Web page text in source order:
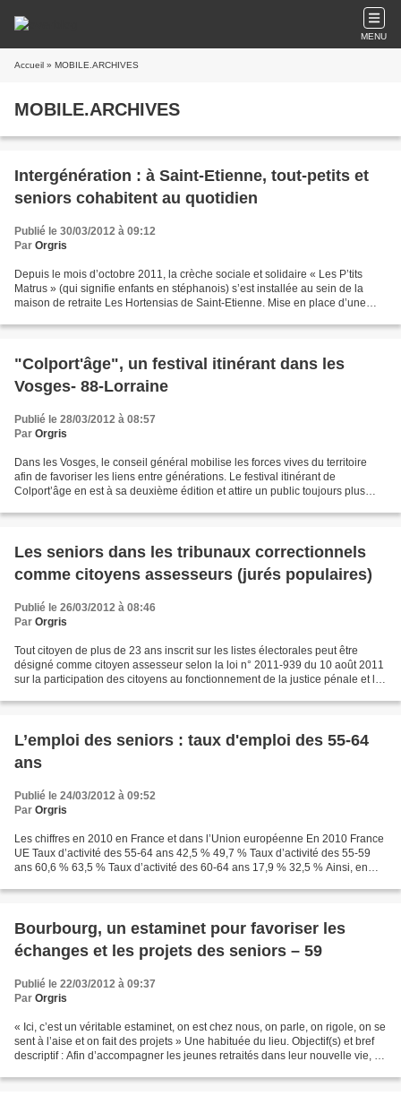
MENU
Accueil » MOBILE.ARCHIVES
MOBILE.ARCHIVES
Intergénération : à Saint-Etienne, tout-petits et
seniors cohabitent au quotidien
Publié le 30/03/2012 à 09:12
Par Orgris
Depuis le mois d’octobre 2011, la crèche sociale et solidaire « Les P’tits
Matrus » (qui signifie enfants en stéphanois) s’est installée au sein de la
maison de retraite Les Hortensias de Saint-Etienne. Mise en place d’une
"Colport'âge", un festival itinérant dans les
Vosges- 88-Lorraine
Publié le 28/03/2012 à 08:57
Par Orgris
Dans les Vosges, le conseil général mobilise les forces vives du territoire
afin de favoriser les liens entre générations. Le festival itinérant de
Colport’âge en est à sa deuxième édition et attire un public toujours plus
Les seniors dans les tribunaux correctionnels
comme citoyens assesseurs (jurés populaires)
Publié le 26/03/2012 à 08:46
Par Orgris
Tout citoyen de plus de 23 ans inscrit sur les listes électorales peut être
désigné comme citoyen assesseur selon la loi n° 2011-939 du 10 août 2011
sur la participation des citoyens au fonctionnement de la justice pénale et le
L’emploi des seniors : taux d'emploi des 55-64
ans
Publié le 24/03/2012 à 09:52
Par Orgris
Les chiffres en 2010 en France et dans l’Union européenne En 2010 France
UE Taux d’activité des 55-64 ans 42,5 % 49,7 % Taux d’activité des 55-59
ans 60,6 % 63,5 % Taux d’activité des 60-64 ans 17,9 % 32,5 % Ainsi, en
Bourbourg, un estaminet pour favoriser les
échanges et les projets des seniors – 59
Publié le 22/03/2012 à 09:37
Par Orgris
« Ici, c’est un véritable estaminet, on est chez nous, on parle, on rigole, on se
sent à l’aise et on fait des projets » Une habituée du lieu. Objectif(s) et bref
descriptif : Afin d’accompagner les jeunes retraités dans leur nouvelle vie, le